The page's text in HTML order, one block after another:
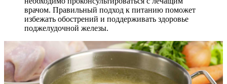
врачом. Правильный подход к питанию поможет
избежать обострений и поддерживать здоровье
поджелудочной железы.